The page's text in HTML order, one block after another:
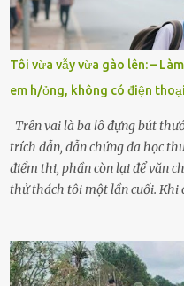
trong làng thương lắm, bảo:
nên ông này bà nọ đó!” Trí có
cái tên mẹ đặt lúc còn sống,
giữa mùa đông. Nhưng hoa có
thì chỉ toàn đất sỏi đá và khốn
Khoa Hà...
Tôi vừa vẫy vừa gào lên: –
em h/ỏng, không có điện
Trên vai là ba lô đựng bút
trích dẫn, dẫn chứng đã học
điểm thi, phần còn lại để văn
thử thách tôi một lần cuối. Khi
sực nhớ – điện thoại đang sạc,
đường thưa thớt người qua lại,